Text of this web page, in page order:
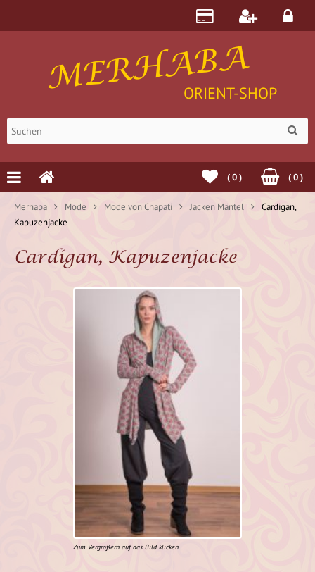
MERHABA
ORIENT-SHOP
(0)
(0)
Merhaba Mode Mode von Chapati Jacken Mäntel
Cardigan,
Kapuzenjacke
Cardigan, Kapuzenjacke
Zum Vergrößern auf das Bild klicken